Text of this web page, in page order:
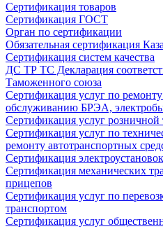
Сертификация товаров
Сертификация ГОСТ
Орган по сертификации
Обязательная сертификация
Сертификация систем качества
ДС ТР ТС Декларация
Таможенного союза
Сертификация услуг по
обслуживанию БРЭА,
Сертификация услуг розничной
Сертификация услуг по
ремонту автотранспортных
Сертификация
Сертификация механических
прицепов
Сертификация услуг по
транспортом
Сертификация услуг